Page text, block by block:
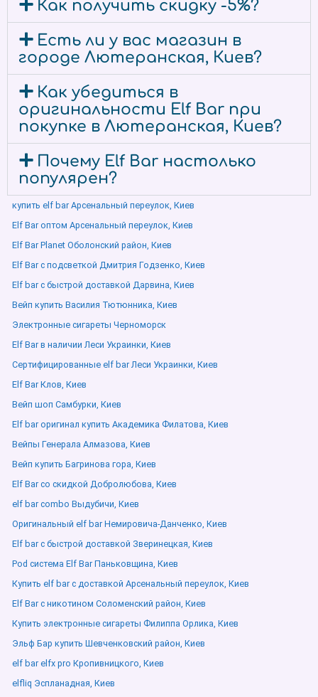
Как получить скидку -5%?
Есть ли у вас магазин в
городе Лютеранская, Киев?
Как убедиться в
оригинальности Elf Bar при
покупке в Лютеранская, Киев?
Почему Elf Bar настолько
популярен?
купить elf bar Арсенальный переулок, Киев
Elf Bar оптом Арсенальный переулок, Киев
Elf Bar Planet Оболонский район, Киев
Elf Bar с подсветкой Дмитрия Годзенко, Киев
Elf bar с быстрой доставкой Дарвина, Киев
Вейп купить Василия Тютюнника, Киев
Электронные сигареты Черноморск
Elf Bar в наличии Леси Украинки, Киев
Сертифицированные elf bar Леси Украинки, Киев
Elf Bar Клов, Киев
Вейп шоп Самбурки, Киев
Elf bar оригинал купить Академика Филатова, Киев
Вейпы Генерала Алмазова, Киев
Вейп купить Багринова гора, Киев
Elf Bar со скидкой Добролюбова, Киев
elf bar combo Выдубичи, Киев
Оригинальный elf bar Немировича-Данченко, Киев
Elf bar с быстрой доставкой Зверинецкая, Киев
Pod система Elf Bar Паньковщина, Киев
Купить elf bar с доставкой Арсенальный переулок, Киев
Elf Bar с никотином Соломенский район, Киев
Купить электронные сигареты Филиппа Орлика, Киев
Эльф Бар купить Шевченковский район, Киев
elf bar elfx pro Кропивницкого, Киев
elfliq Эспланадная, Киев